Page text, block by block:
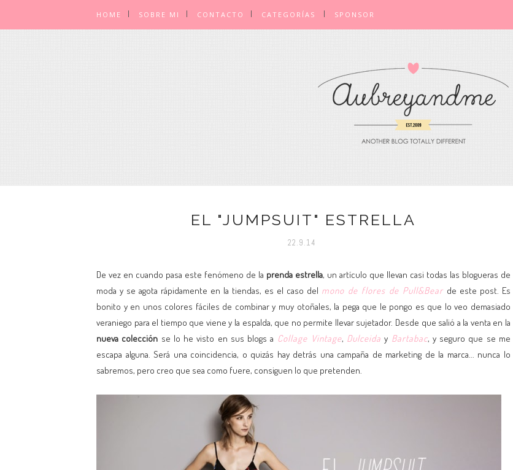
HOME SOBRE MI CONTACTO CATEGORÍAS SPONSOR
EL "JUMPSUIT" ESTRELLA
22.9.14
De vez en cuando pasa este fenómeno de la prenda estrella, un artículo que llevan casi todas las blogueras de
moda y se agota rápidamente en la tiendas, es el caso del mono de flores de Pull&Bear de este post. Es
bonito y en unos colores fáciles de combinar y muy otoñales, la pega que le pongo es que lo veo demasiado
veraniego para el tiempo que viene y la espalda, que no permite llevar sujetador. Desde que salió a la venta en la
nueva colección se lo he visto en sus blogs a Collage Vintage, Dulceida y Bartabac, y seguro que se me
escapa alguna. Será una coincidencia, o quizás hay detrás una campaña de marketing de la marca... nunca lo
sabremos, pero creo que sea como fuere, consiguen lo que pretenden.